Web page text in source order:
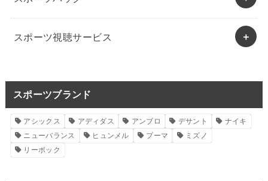
スポーツ視聴サービス
スポーツブランド
アシックス アディダス アンブロ デサント
ナイキ
ニューバランス
ヒュンメル プーマ
ミズノ
リーボック